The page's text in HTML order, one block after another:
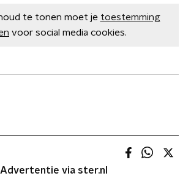
te tonen moet je toestemming
voor social media cookies.
Advertentie via ster.nl